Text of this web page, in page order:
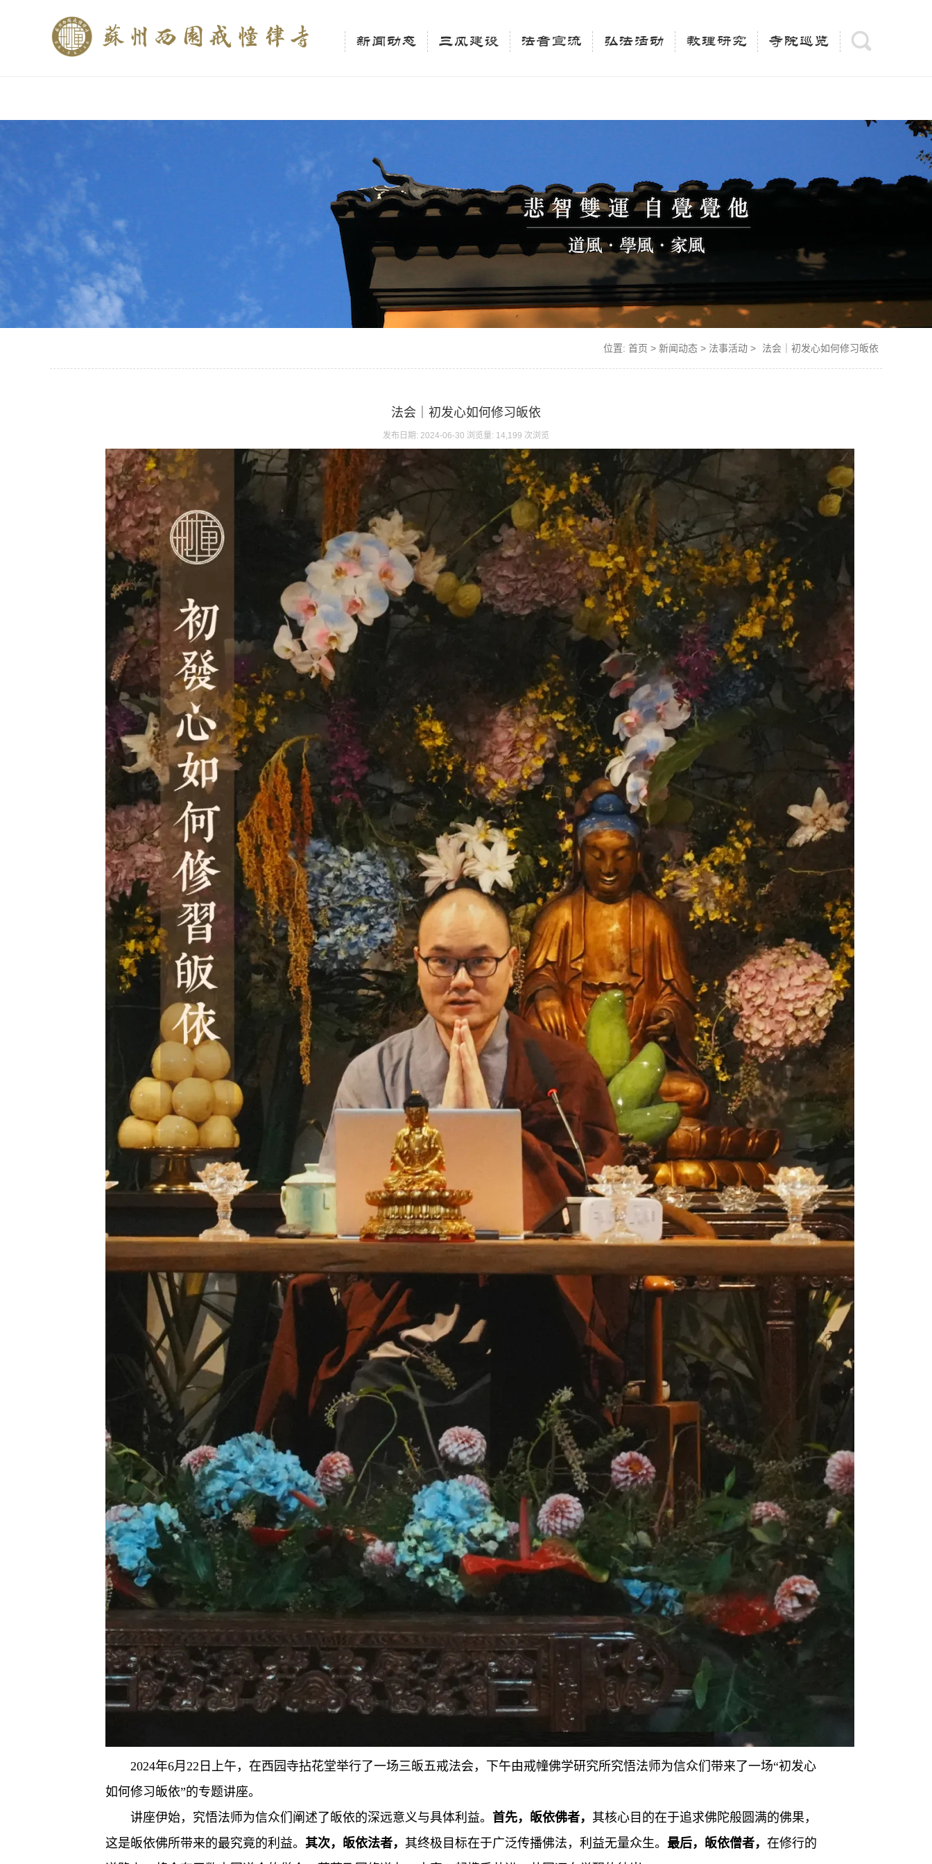
$description = category_description(); } elseif (is_tag()){ $keywords = single_tag_title('', false); $description = tag_description(); } $keywords = trim(strip_tags($keywords)); $description =
trim(strip_tags($description)); ?>
新闻动态 三风建设 法音宣流 弘法活动 教理研究 寺院巡览
位置: 首页 > 新闻动态 > 法事活动 > 法会｜初发心如何修习皈依
法会｜初发心如何修习皈依
发布日期: 2024-06-30 浏览量: 14,199 次浏览
2024年6月22日上午，在西园寺拈花堂举行了一场三皈五戒法会，下午由戒幢佛学研究所究悟法师为信众们带来了一场“初发心
如何修习皈依”的专题讲座。
讲座伊始，究悟法师为信众们阐述了皈依的深远意义与具体利益。 首先，皈依佛者， 其核心目的在于追求佛陀般圆满的佛果，
这是皈依佛所带来的最究竟的利益。 其次，皈依法者， 其终极目标在于广泛传播佛法，利益无量众生。 最后，皈依僧者， 在修行的